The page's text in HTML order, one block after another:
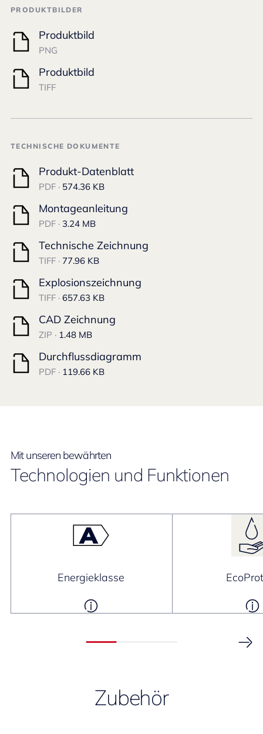
PRODUKTBILDER
Produktbild
PNG
Produktbild
TIFF
TECHNISCHE DOKUMENTE
Produkt-Datenblatt
PDF · 574.36 KB
Montageanleitung
PDF · 3.24 MB
Technische Zeichnung
TIFF · 77.96 KB
Explosionszeichnung
TIFF · 657.63 KB
CAD Zeichnung
ZIP · 1.48 MB
Durchflussdiagramm
PDF · 119.66 KB
Mit unseren bewährten
Technologien und Funktionen
Energieklasse
Zubehör